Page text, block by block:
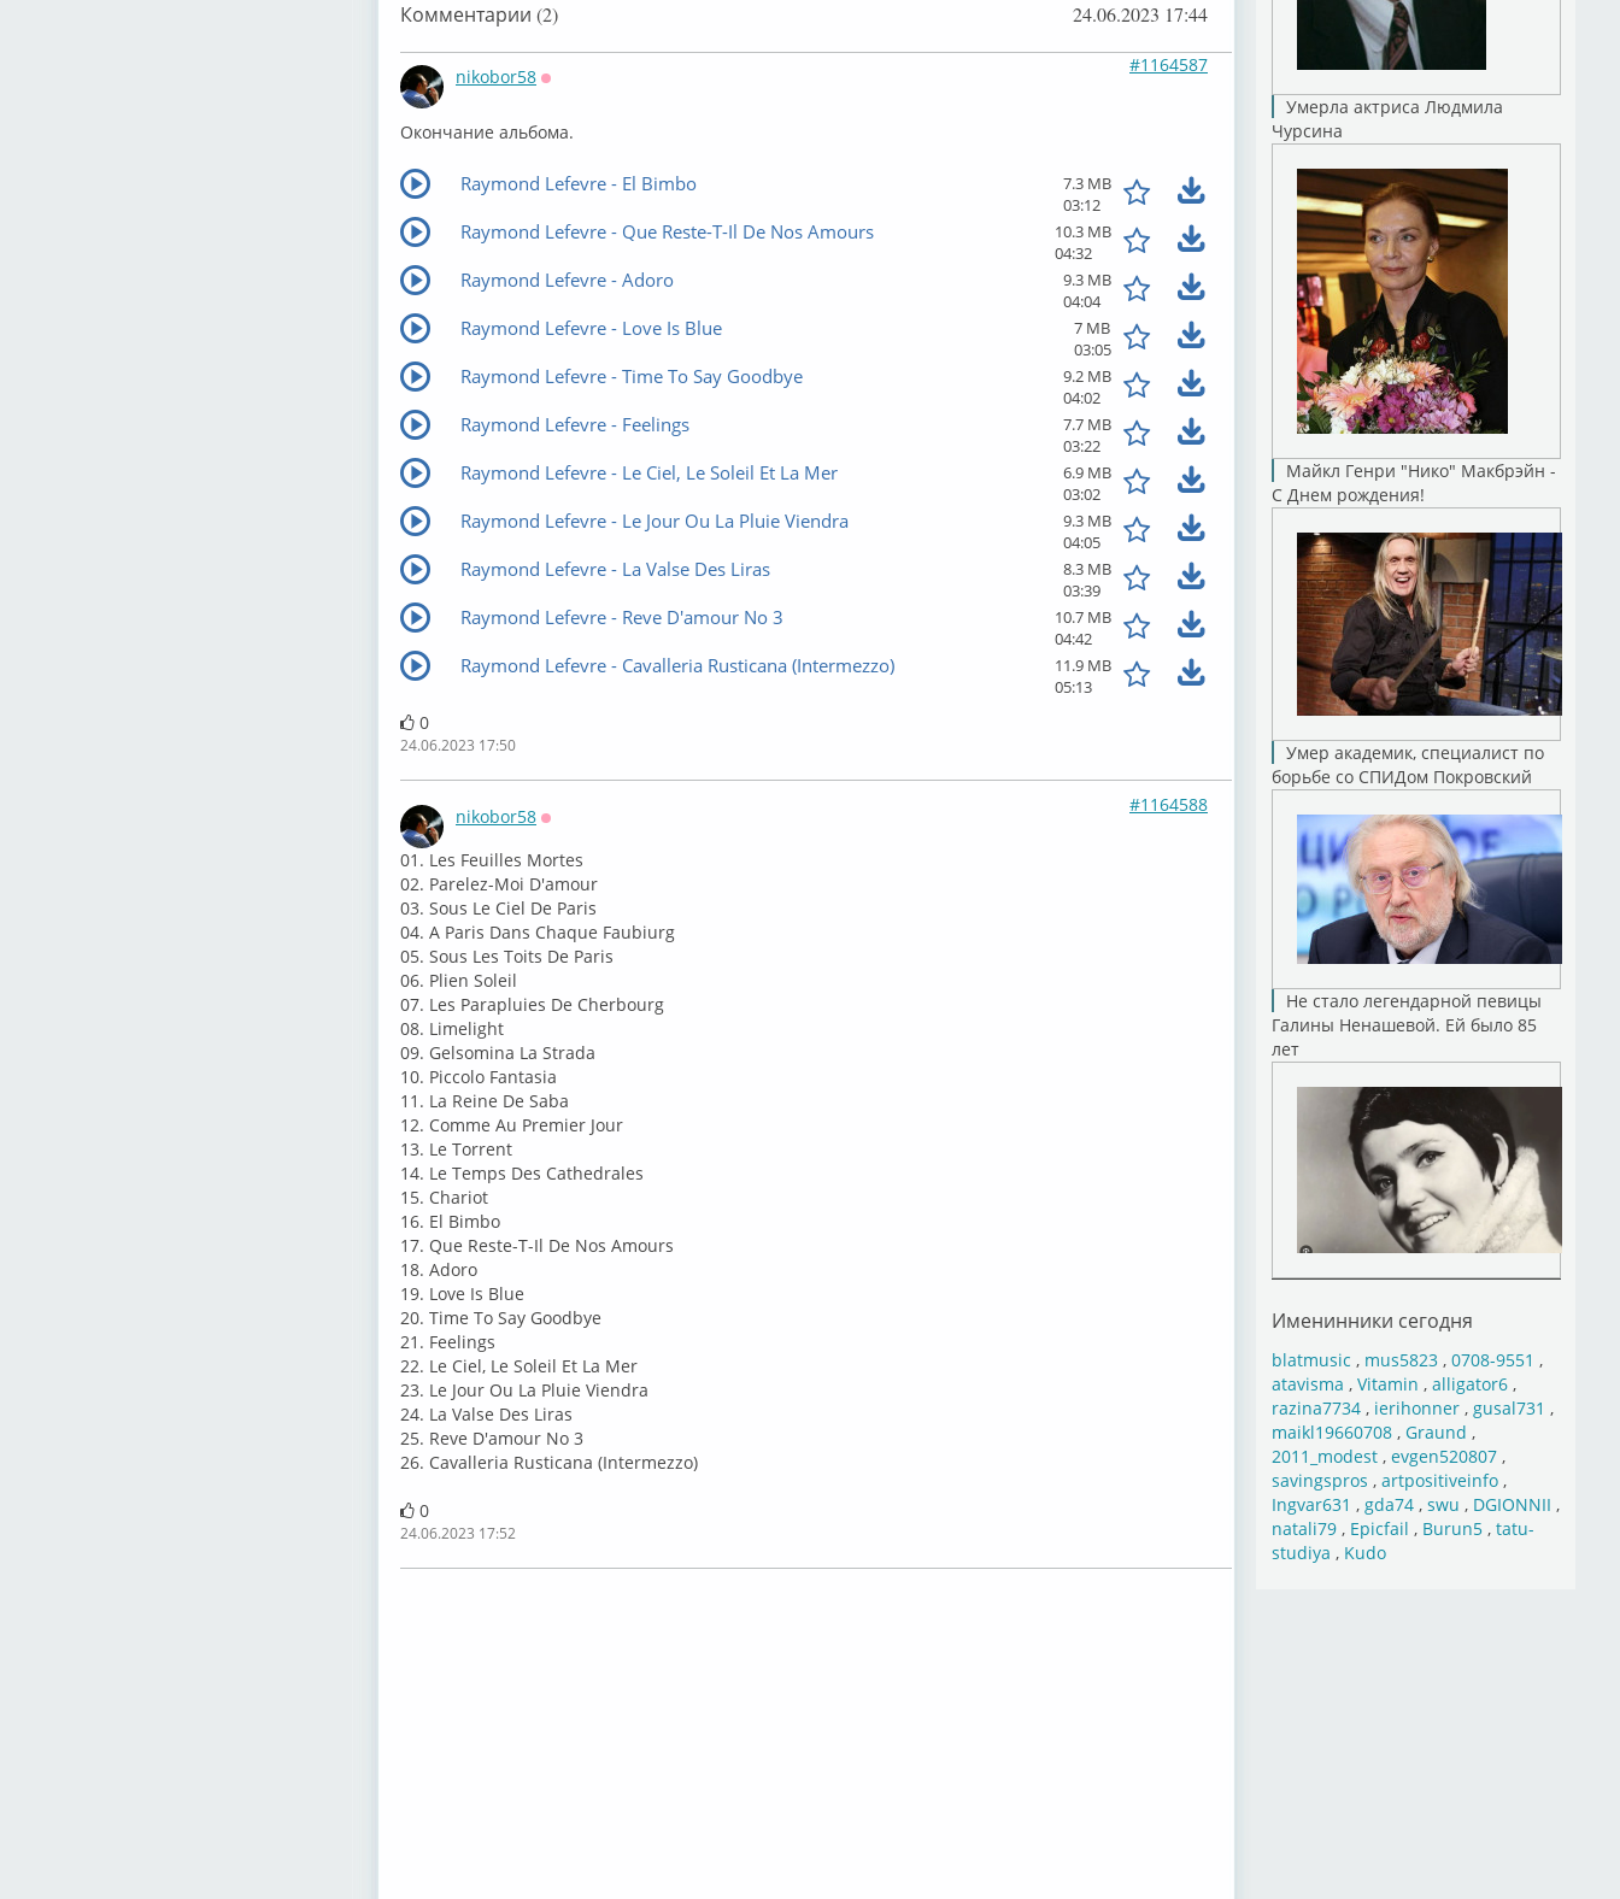
Комментарии (2) 24.06.2023 17:44
nikobor58
#1164587
Окончание альбома.
Raymond Lefevre - El Bimbo
7.3 MB
03:12
Raymond Lefevre - Que Reste-T-Il De Nos Amours
10.3 MB
04:32
Raymond Lefevre - Adoro
9.3 MB
04:04
Raymond Lefevre - Love Is Blue
7 MB
03:05
Raymond Lefevre - Time To Say Goodbye
9.2 MB
04:02
Raymond Lefevre - Feelings
7.7 MB
03:22
Raymond Lefevre - Le Ciel, Le Soleil Et La Mer
6.9 MB
03:02
Raymond Lefevre - Le Jour Ou La Pluie Viendra
9.3 MB
04:05
Raymond Lefevre - La Valse Des Liras
8.3 MB
03:39
Raymond Lefevre - Reve D'amour No 3
10.7 MB
04:42
Raymond Lefevre - Cavalleria Rusticana (Intermezzo)
11.9 MB
05:13
0
24.06.2023 17:50
nikobor58
#1164588
⁣01. Les Feuilles Mortes
02. Parelez-Moi D'amour
03. Sous Le Ciel De Paris
04. A Paris Dans Chaque Faubiurg
05. Sous Les Toits De Paris
06. Plien Soleil
07. Les Parapluies De Cherbourg
08. Limelight
09. Gelsomina La Strada
10. Piccolo Fantasia
11. La Reine De Saba
12. Comme Au Premier Jour
13. Le Torrent
14. Le Temps Des Cathedrales
15. Chariot
16. El Bimbo
17. Que Reste-T-Il De Nos Amours
18. Adoro
19. Love Is Blue
20. Time To Say Goodbye
21. Feelings
22. Le Ciel, Le Soleil Et La Mer
23. Le Jour Ou La Pluie Viendra
24. La Valse Des Liras
25. Reve D'amour No 3
26. Cavalleria Rusticana (Intermezzo)
0
24.06.2023 17:52
Умерла актриса Людмила
Чурсина
Майкл Генри "Нико" Макбрэйн -
С Днем рождения!
Умер академик, специалист по
борьбе со СПИДом Покровский
Не стало легендарной певицы
Галины Ненашевой. Ей было 85
лет
Именинники сегодня
blatmusic , mus5823, 0708-9551 ,
atavisma , Vitamin , alligator6,
razina7734, ierihonner, gusal731 ,
maikl19660708, Graund ,
2011_modest, evgen520807,
savingspros , artpositiveinfo,
Ingvar631 , gda74, swu , DGIONNII ,
natali79, Epicfail , Burun5, tatu-
studiya , Kudo